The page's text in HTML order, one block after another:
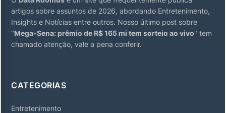
artigos sobre assuntos de 2026, abordando Entretenimento,
Insights e Notícias entre outros. Nosso último post sobre
"Mega-Sena: prêmio de R$ 165 mi tem sorteio ao vivo" tem
chamado atenção, vale a pena conferir.
CATEGORIAS
Entretenimento